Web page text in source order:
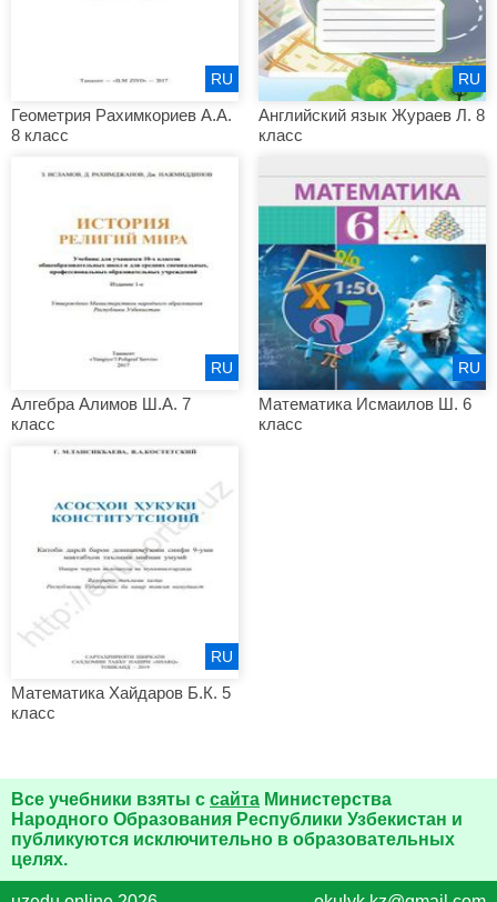
Геометрия Рахимкориев А.А.
8 класс
RU
Английский язык Жураев Л. 8
класс
RU
Алгебра Алимов Ш.А. 7
класс
RU
Математика Исмаилов Ш. 6
класс
RU
Математика Хайдаров Б.К. 5
класс
RU
Все учебники взяты с сайта Министерства
Народного Образования Республики Узбекистан и
публикуются исключительно в образовательных
целях.